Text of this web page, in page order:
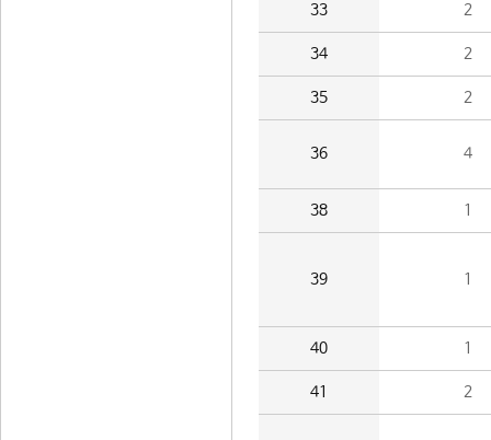
33 2
34 2
35 2
36 4
38 1
39 1
40 1
41 2